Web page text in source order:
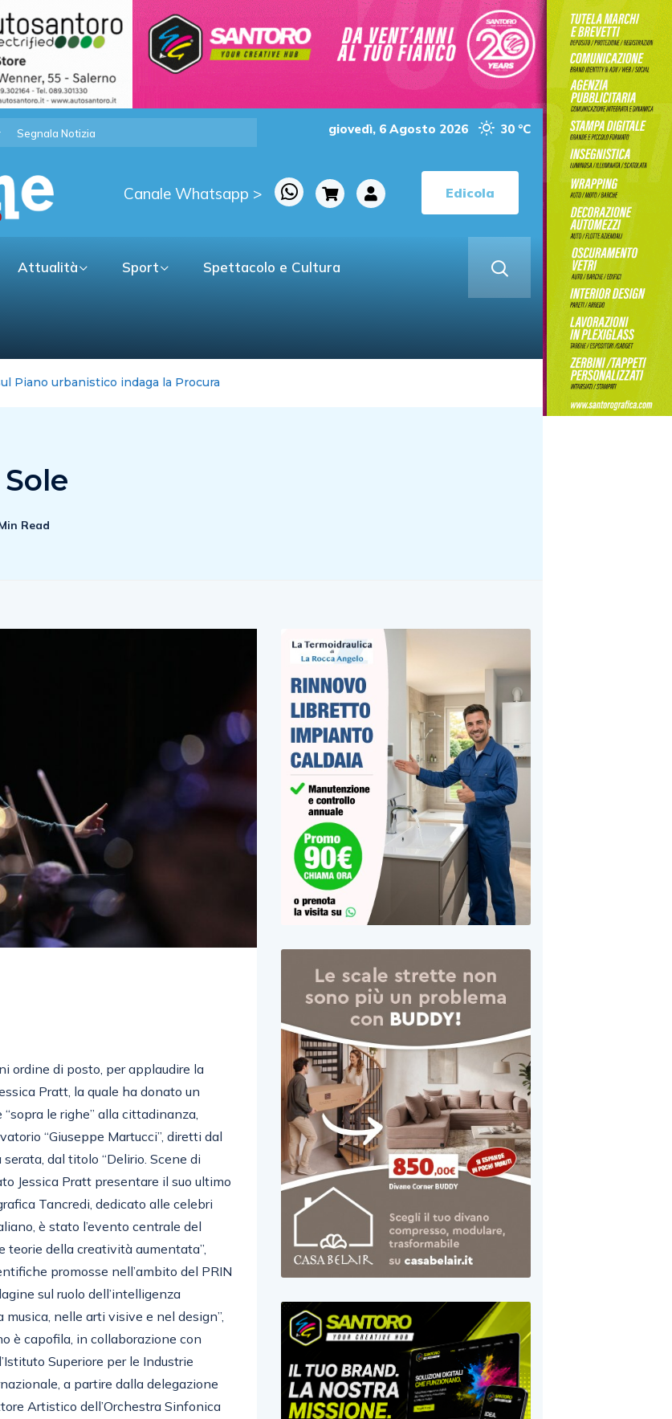
Segnala Notizia giovedì, 6 Agosto 2026 30 °C
Canale Whatsapp > Edicola
Attualità Sport Spettacolo e Cultura
Lascio il consiglio con serebità
Read
ordine di posto, per applaudire la
Pratt, la quale ha donato un
le righe” alla cittadinanza,
“Giuseppe Martucci”, diretti dal
dal titolo “Delirio. Scene di
Jessica Pratt presentare il suo ultimo
Tancredi, dedicato alle celebri
è stato l’evento centrale del
teorie della creatività aumentata”,
promosse nell’ambito del PRIN
sul ruolo dell’intelligenza
nelle arti visive e nel design”,
è capofila, in collaborazione con
Superiore per le Industrie
a partire dalla delegazione
Artistico dell’Orchestra Sinfonica